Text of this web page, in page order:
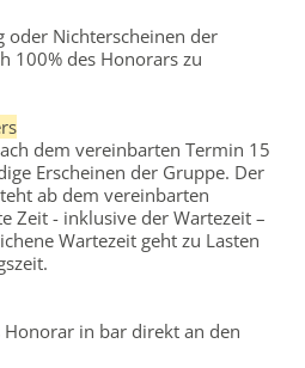
oder Nichterscheinen der
100% des Honorars zu
dem vereinbarten Termin 15
Erscheinen der Gruppe. Der
ab dem vereinbarten
Zeit - inklusive der Wartezeit –
Wartezeit geht zu Lasten
in bar direkt an den